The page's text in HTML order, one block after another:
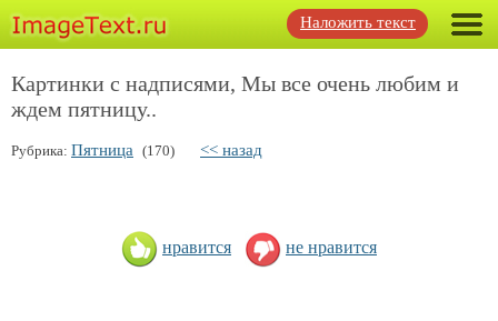
Наложить текст
Картинки с надписями, Мы все очень любим и
ждем пятницу..
Рубрика: Пятница (170) << назад
нравится не нравится